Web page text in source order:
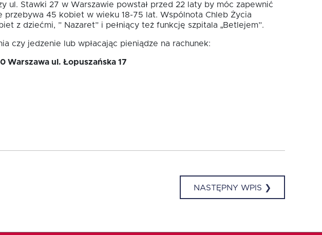
ul. Stawki 27 w Warszawie powstał przed 22 laty by móc zapewnić
45 kobiet w wieku 18-75 lat. Wspólnota Chleb Życia
z dziećmi, ” Nazaret” i pełniący też funkcję szpitala „Betlejem”.
czy jedzenie lub wpłacając pieniądze na rachunek:
Warszawa ul. Łopuszańska 17
NASTĘPNY WPIS ❯